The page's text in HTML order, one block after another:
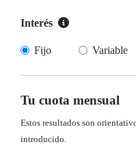
Interés
Fijo Variable
Tu cuota mensual
Estos resultados son
introducido.